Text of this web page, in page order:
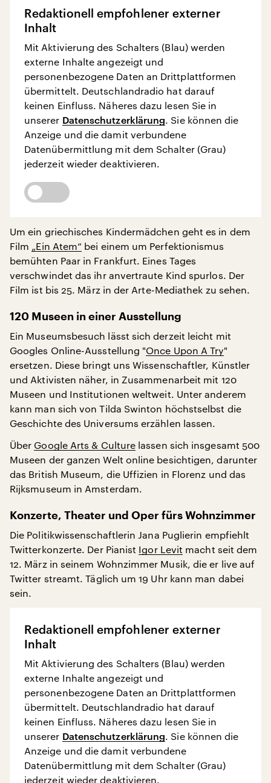
Redaktionell empfohlener externer
Inhalt
Mit Aktivierung des Schalters (Blau) werden
externe Inhalte angezeigt und
personenbezogene Daten an Drittplattformen
übermittelt. Deutschlandradio hat darauf
keinen Einfluss. Näheres dazu lesen Sie in
unserer Datenschutzerklärung. Sie können die
Anzeige und die damit verbundene
Datenübermittlung mit dem Schalter (Grau)
jederzeit wieder deaktivieren.
Um ein griechisches Kindermädchen geht es in dem
Film „Ein Atem“ bei einem um Perfektionismus
bemühten Paar in Frankfurt. Eines Tages
verschwindet das ihr anvertraute Kind spurlos. Der
Film ist bis 25. März in der Arte-Mediathek zu sehen.
120 Museen in einer Ausstellung
Ein Museumsbesuch lässt sich derzeit leicht mit
Googles Online-Ausstellung "Once Upon A Try"
ersetzen. Diese bringt uns Wissenschaftler, Künstler
und Aktivisten näher, in Zusammenarbeit mit 120
Museen und Institutionen weltweit. Unter anderem
kann man sich von Tilda Swinton höchstselbst die
Geschichte des Universums erzählen lassen.
Über Google Arts & Culture lassen sich insgesamt 500
Museen der ganzen Welt online besichtigen, darunter
das British Museum, die Uffizien in Florenz und das
Rijksmuseum in Amsterdam.
Konzerte, Theater und Oper fürs Wohnzimmer
Die Politikwissenschaftlerin Jana Puglierin empfiehlt
Twitterkonzerte. Der Pianist Igor Levit macht seit dem
12. März in seinem Wohnzimmer Musik, die er live auf
Twitter streamt. Täglich um 19 Uhr kann man dabei
sein.
Redaktionell empfohlener externer
Inhalt
Mit Aktivierung des Schalters (Blau) werden
externe Inhalte angezeigt und
personenbezogene Daten an Drittplattformen
übermittelt. Deutschlandradio hat darauf
keinen Einfluss. Näheres dazu lesen Sie in
unserer Datenschutzerklärung. Sie können die
Anzeige und die damit verbundene
Datenübermittlung mit dem Schalter (Grau)
jederzeit wieder deaktivieren.